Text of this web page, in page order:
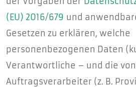
(EU) 2016/679 und
Gesetzen zu erklären, welche
personenbezogenen Daten
Verantwortliche – und die
Auftragsverarbeiter (z. B.